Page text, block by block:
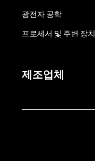
광전자 공학
프로세서 및 주변 장치
제조업체